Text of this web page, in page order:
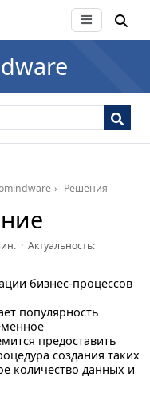
Решения
· Актуальность:
бизнес-процессов
популярность
предоставить
создания таких
количество данных и